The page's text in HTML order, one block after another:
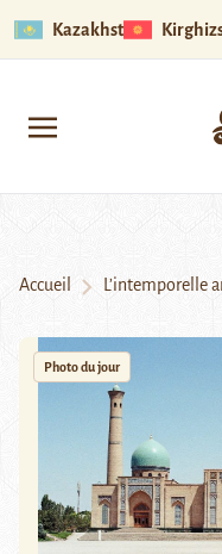
Kazakhstan
Accueil L’intemporelle
Photo du jour